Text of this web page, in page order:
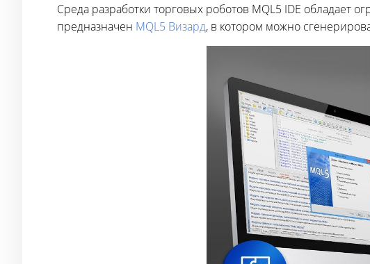
Среда разработки торговых роботов MQL5 IDE
предназначен MQL5 Визард, в котором можно